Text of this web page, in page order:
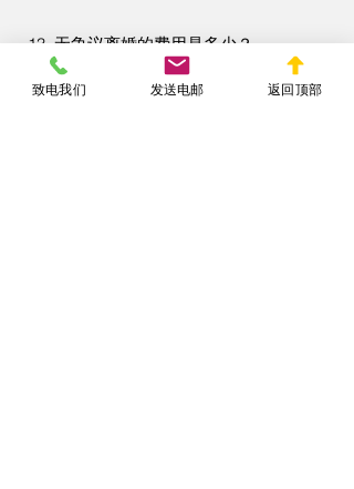
13. 无争议离婚的费用是多少？
无争议离婚的费用相对较低，主要包括法
致电我们 发送电邮 返回顶部